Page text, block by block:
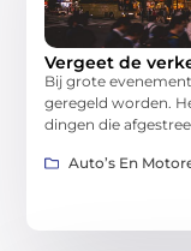
Vergeet de
Bij grote
geregeld worden.
dingen die
Auto’s En